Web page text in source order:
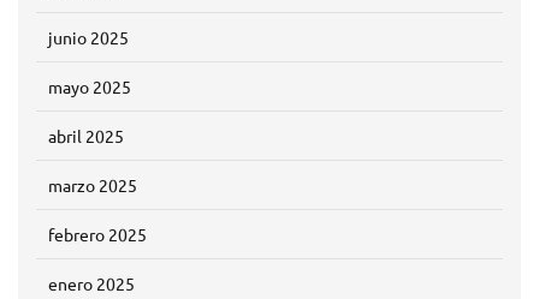
junio 2025
mayo 2025
abril 2025
marzo 2025
febrero 2025
enero 2025